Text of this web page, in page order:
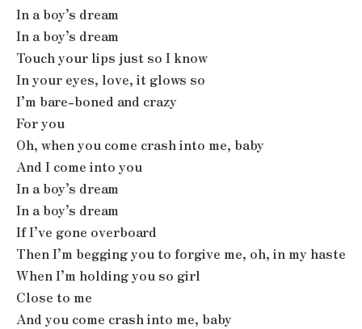
In a boy’s dream
In a boy’s dream
Touch your lips just so I know
In your eyes, love, it glows so
I’m bare-boned and crazy
For you
Oh, when you come crash into me, baby
And I come into you
In a boy’s dream
In a boy’s dream
If I’ve gone overboard
Then I’m begging you to forgive me, oh, in my haste
When I’m holding you so girl
Close to me
And you come crash into me, baby